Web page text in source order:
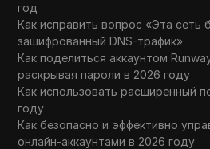
год
Как исправить вопрос «Эта сеть
зашифрованный DNS-трафик»
Как поделиться аккаунтом
раскрывая пароли в 2026 году
Как использовать расширенный
году
Как безопасно и эффективно
онлайн-аккаунтами в 2026 году